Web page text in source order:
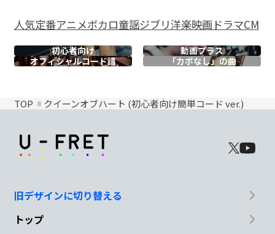
人気定番アニメボカロ童謡ジブリ洋楽映画ドラマCM
初心者向け
動画プラス
オフィシャルコード譜 「カポなし」の曲
TOP クイーンオブハート (初心者向け簡単コード ver.)
旧デザインに切り替える
トップ